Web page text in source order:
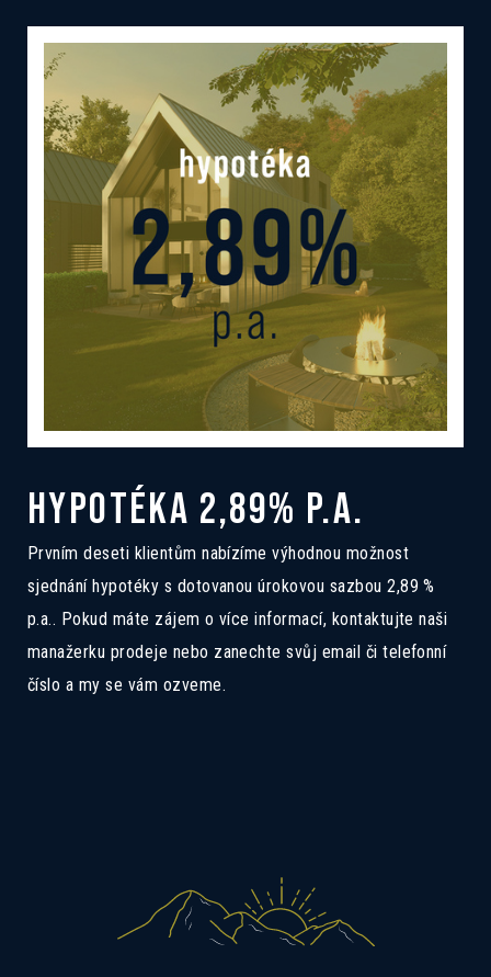
HYPOTÉKA 2,89% P.A.
Prvním deseti klientům nabízíme výhodnou možnost
sjednání hypotéky s dotovanou úrokovou sazbou 2,89 %
p.a.. Pokud máte zájem o více informací, kontaktujte naši
manažerku prodeje nebo zanechte svůj email či telefonní
číslo a my se vám ozveme.
3B
Pokud Vás zajímá tento dům, ozvěte se
nám a rádi Vás seznámíme se všemi
možnostmi.